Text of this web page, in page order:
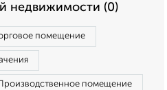
недвижимости (0)
помещение
помещение